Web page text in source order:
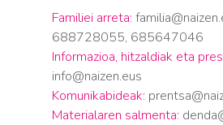
Familiei arreta:
688728055, 685647046
Informazioa, hitzaldiak eta
info@naizen.eus
Komunikabideak:
Materialaren salmenta: